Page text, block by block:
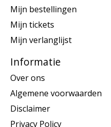
Mijn bestellingen
Mijn tickets
Mijn verlanglijst
Informatie
Over ons
Algemene voorwaarden
Disclaimer
Privacy Policy